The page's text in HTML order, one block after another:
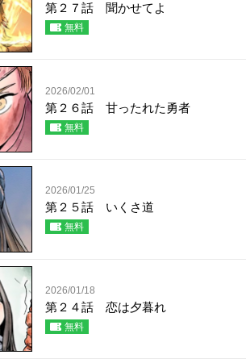
第２７話 聞かせてよ
無料
2026/02/01
第２６話 甘ったれた勇者
無料
2026/01/25
第２５話 いくさ道
無料
2026/01/18
第２４話 恋は夕暮れ
無料